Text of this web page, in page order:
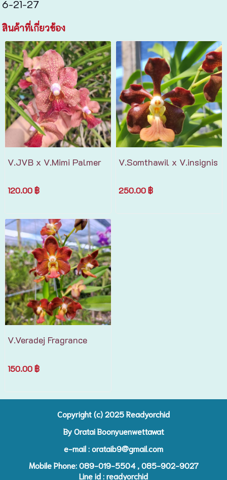
6-21-27
สินค้าที่เกี่ยวข้อง
V.JVB x V.Mimi Palmer
120.00 ฿
V.Somthawil x V.insignis
250.00 ฿
V.Veradej Fragrance
150.00 ฿
Copyright (c) 2025 Readyorchid
By Oratai Boonyuenwettawat
e-mail :orataib9@gmail.com
Mobile Phone: 089-019-5504 , 085-902-9027
Line id : readyorchid